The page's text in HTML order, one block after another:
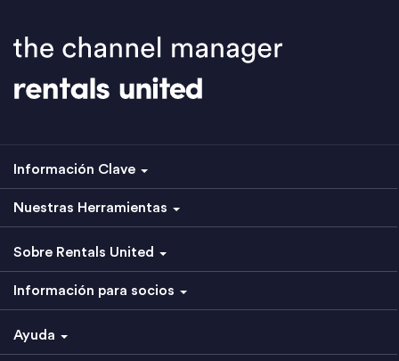
Información Clave
Nuestras Herramientas
Sobre Rentals United
Información para socios
Ayuda